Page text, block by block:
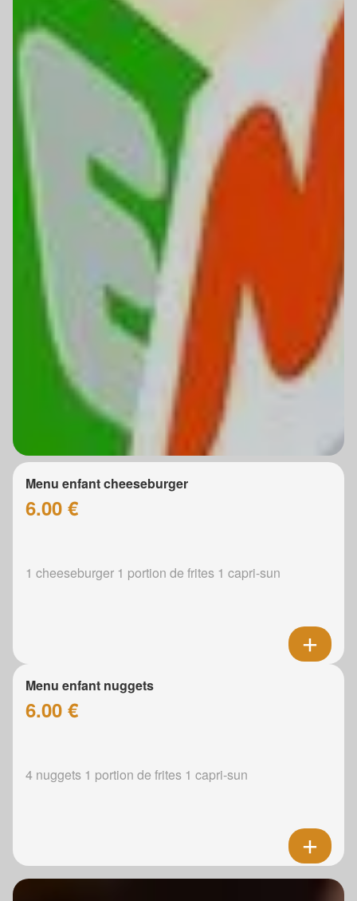
Menu enfant cheeseburger
6.00 €
1 cheeseburger 1 portion de frites 1 capri-sun
Menu enfant nuggets
6.00 €
4 nuggets 1 portion de frites 1 capri-sun